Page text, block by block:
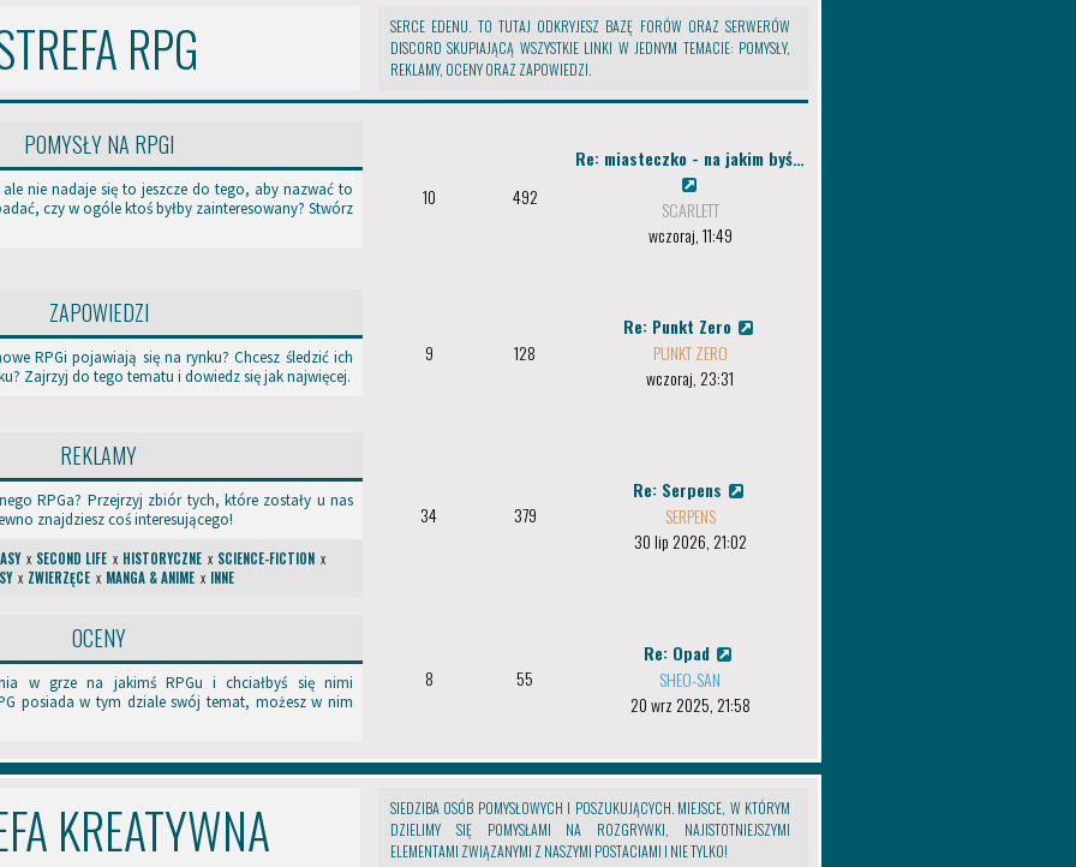
zakładać Konta RPG i administratorzy Edenu za zgodą zespołu
zwykłych Edeńczyków będących adminami RPG
forum
nieograniczoną liczbę takich kont
Prosimy o zapoznanie się z nim w spokoju.
dalszych usprawnień, piszcie do nas w temacie
. Jesteśmy otwarci na Wasze
nad nowym regulaminem i liczymy na to, że zmiany przypadną Wam do gustu!
miejscem dla wszystkich!
Administracja Edenu.
RPG
SERCE EDENU. TO TUTAJ ODKRYJESZ BAZĘ FORÓW ORAZ SERWERÓW
DISCORD SKUPIAJĄCĄ WSZYSTKIE LINKI W JEDNYM TEMACIE: POMYSŁY,
REKLAMY, OCENY ORAZ ZAPOWIEDZI.
POMYSŁY NA RPGI
ale nie nadaje się to jeszcze do tego, aby nazwać to
czy w ogóle ktoś byłby zainteresowany? Stwórz
10 492
Re: miasteczko - na jakim byś…
SCARLETT
wczoraj, 11:49
ZAPOWIEDZI
RPGi pojawiają się na rynku? Chcesz śledzić ich
Zajrzyj do tego tematu i dowiedz się jak najwięcej.
9 128
Re: Punkt Zero
PUNKT ZERO
wczoraj, 23:31
REKLAMY
RPGa? Przejrzyj zbiór tych, które zostały u nas
znajdziesz coś interesującego!
x SECOND LIFE x HISTORYCZNE x SCIENCE-FICTION x
x ZWIERZĘCE x MANGA & ANIME x INNE
34 379
Re: Serpens
SERPENS
30 lip 2026, 21:02
OCENY
w grze na jakimś RPGu i chciałbyś się nimi
posiada w tym dziale swój temat, możesz w nim
8 55
Re: Opad
SHEO-SAN
20 wrz 2025, 21:58
KREATYWNA
SIEDZIBA OSÓB POMYSŁOWYCH I POSZUKUJĄCYCH. MIEJSCE, W KTÓRYM
DZIELIMY SIĘ POMYSŁAMI NA ROZGRYWKI, NAJISTOTNIEJSZYMI
ELEMENTAMI ZWIĄZANYMI Z NASZYMI POSTACIAMI I NIE TYLKO!